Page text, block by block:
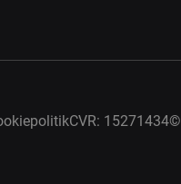
CVR: 15271434©